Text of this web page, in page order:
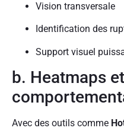
Vision transversale
Identification des
Support visuel
b. Heatmaps
Avec des outils comme